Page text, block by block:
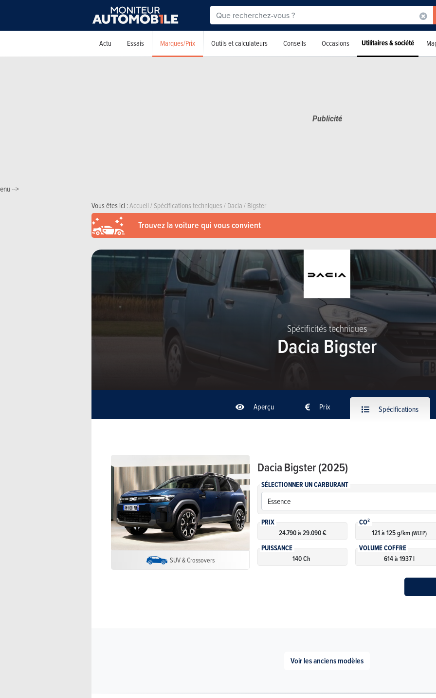
Actu Essais Marques/Prix Outils et calculateurs Conseils Occasions Utilitaires & société
enu -->
Vous êtes ici :Accueil/Spécifications techniques/Dacia/Bigster
Trouvez la voiture qui vous convient
Spécificités techniques
Dacia Bigster
Aperçu Prix Spécifications
SUV & Crossovers
DaciaBigster (2025)
SÉLECTIONNER UN CARBURANT
PRIX
24.790 à 29.090 €
CO²
121 à 125 g/km(WLTP)
PUISSANCE
140 Ch
VOLUME COFFRE
614 à 1937 l
Voir les anciens modèles